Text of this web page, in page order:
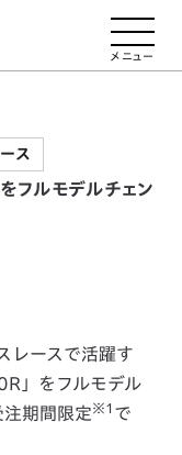
ス
フルモデルチェン
レースで活躍す
」をフルモデル
注期間限定※1 で